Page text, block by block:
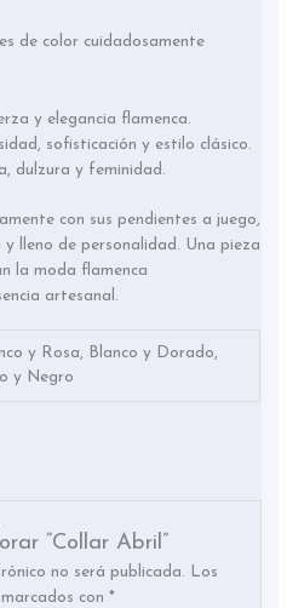
de color cuidadosamente
y elegancia flamenca.
sofisticación y estilo clásico.
dulzura y feminidad.
con sus pendientes a juego,
lleno de personalidad. Una pieza
la moda flamenca
artesanal.
y Rosa, Blanco y Dorado,
y Negro
“Collar Abril”
no será publicada.
Los
con *